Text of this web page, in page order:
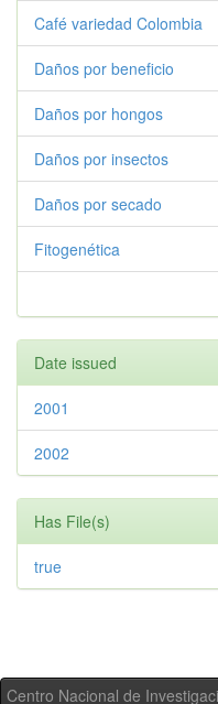
Café variedad Colombia
Daños por beneficio
Daños por hongos
Daños por insectos
Daños por secado
Fitogenética
Date issued
2001
2002
Has File(s)
true
Centro Nacional de